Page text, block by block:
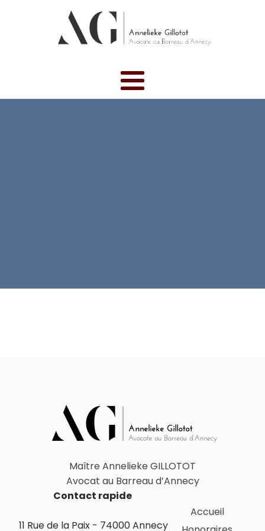
Maître Annelieke GILLOTOT
Avocat au Barreau d’Annecy
Contact rapide
11 Rue de la Paix - 74000 Annecy
Accueil